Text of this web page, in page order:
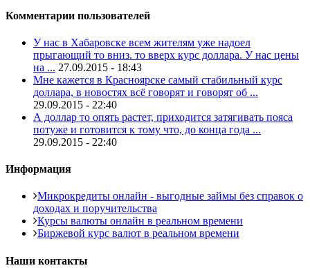
Комментарии пользователей
У нас в Хабаровске всем жителям уже надоел
прыгающий то вниз. то вверх курс доллара. У нас цены
на ... 27.09.2015 - 18:43
Мне кажется в Красноярске самый стабильный курс
доллара, в новостях всё говорят и говорят об ...
29.09.2015 - 22:40
А доллар то опять растет, приходится затягивать пояса
потуже и готовится к тому что, до конца года ...
29.09.2015 - 22:40
Информация
Микрокредиты онлайн - выгодные займы без справок о
доходах и поручительства
Курсы валюты онлайн в реальном времени
Биржевой курс валют в реальном времени
Наши контакты